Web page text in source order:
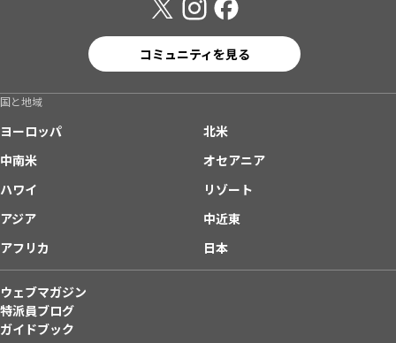
コミュニティを見る
国と地域
ヨーロッパ
北米
中南米
オセアニア
ハワイ
リゾート
アジア
中近東
アフリカ
日本
ウェブマガジン
特派員ブログ
ガイドブック